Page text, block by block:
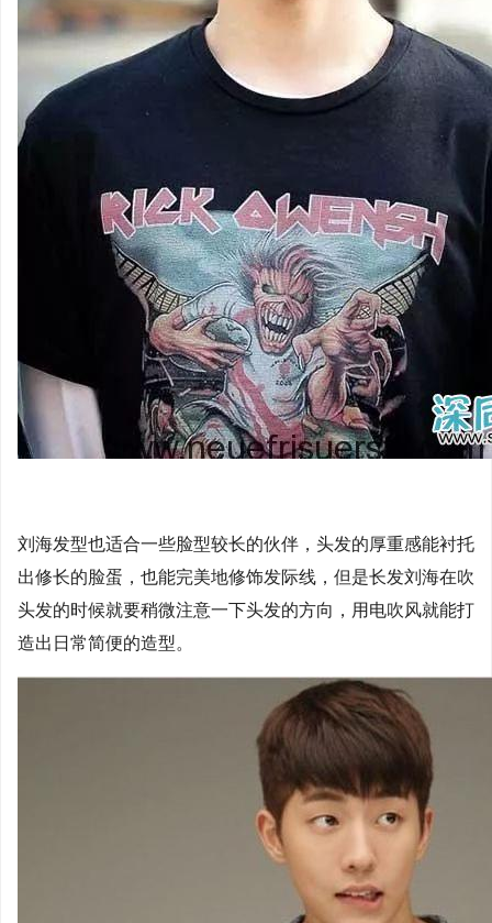
刘海发型也适合一些脸型较长的伙伴，头发的厚重感能衬托
出修长的脸蛋，也能完美地修饰发际线，但是长发刘海在吹
头发的时候就要稍微注意一下头发的方向，用电吹风就能打
造出日常简便的造型。